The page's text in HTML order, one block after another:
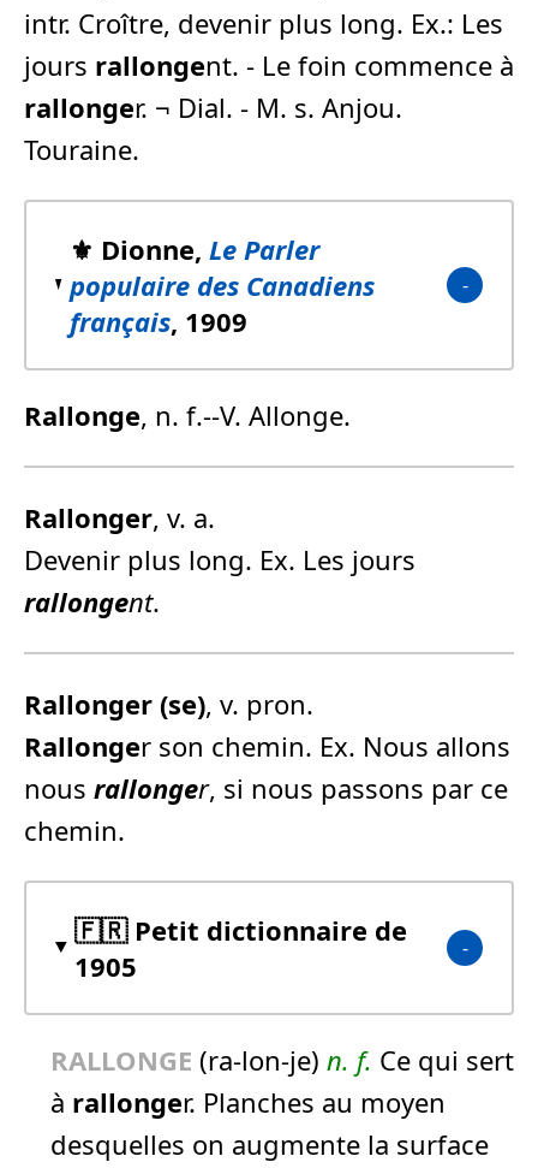
intr. Croître, devenir plus long. Ex.: Les
jours rallongent. - Le foin commence à
rallonger. ¬ Dial. - M. s. Anjou.
Touraine.
⚜️ Dionne, Le Parler
populaire des Canadiens
français, 1909
Rallonge, n. f.--V. Allonge.
Rallonger, v. a.
Devenir plus long. Ex. Les jours
rallongent.
Rallonger (se), v. pron.
Rallonger son chemin. Ex. Nous allons
nous rallonger, si nous passons par ce
chemin.
🇫🇷 Petit dictionnaire de
1905
RALLONGE (ra-lon-je) n. f. Ce qui sert
à rallonger. Planches au moyen
desquelles on augmente la surface